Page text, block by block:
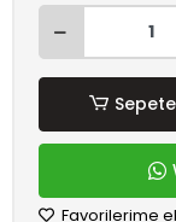
Favorilerime